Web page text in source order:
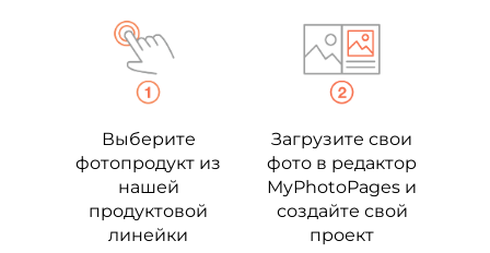
Выберите
фотопродукт из
нашей
продуктовой
линейки
Загрузите свои
фото в редактор
MyPhotoPages и
создайте свой
проект